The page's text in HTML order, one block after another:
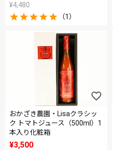
¥4,480
（1）
おかざき農園・Lisaクラシッ
ク トマトジュース（500ml）1
本入り化粧箱
¥3,500